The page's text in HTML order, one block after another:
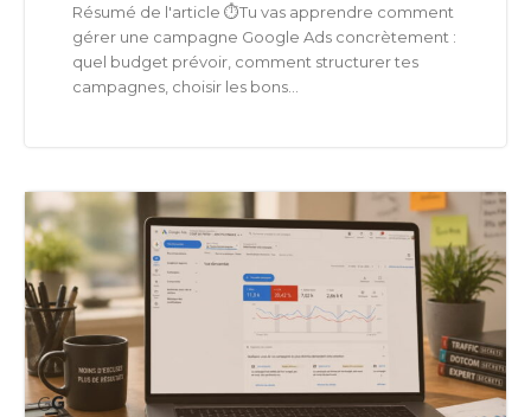
Résumé de l'article ⏱️Tu vas apprendre comment
gérer une campagne Google Ads concrètement :
quel budget prévoir, comment structurer tes
campagnes, choisir les bons...